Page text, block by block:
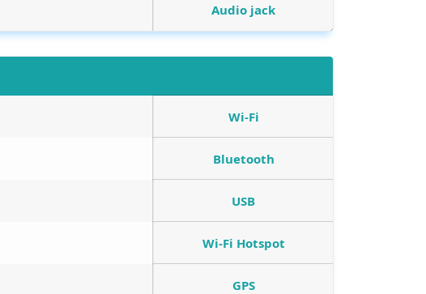
Audio jack
Wi-Fi
Bluetooth
USB
Wi-Fi Hotspot
GPS